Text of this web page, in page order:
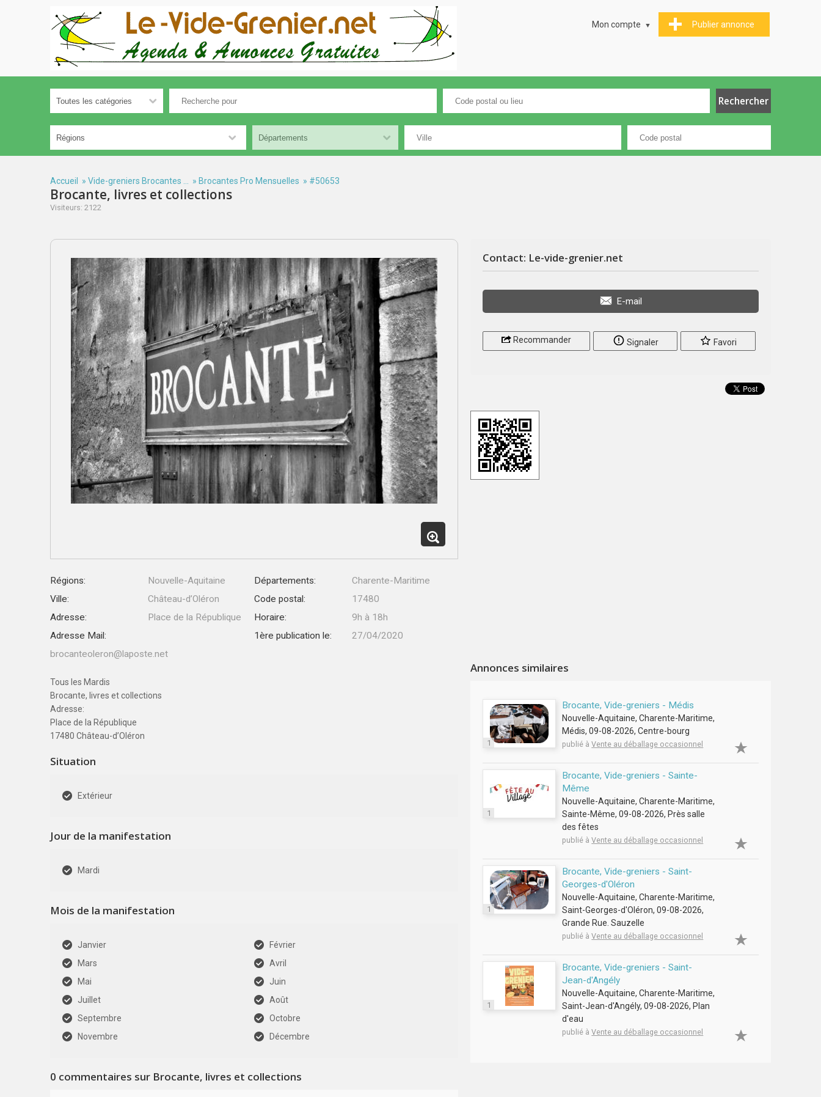
Publier annonce
Mon compte
Accueil » Vide-greniers Brocantes ... » Brocantes Pro Mensuelles » #50653
Brocante, livres et collections
Visiteurs: 2122
Régions: Nouvelle-Aquitaine Départements:
Charente-Maritime
Ville:
Château-d’Oléron Code postal:
17480
Adresse:
Place de la République Horaire:
9h à 18h
Adresse Mail:
brocanteoleron@laposte.net
1ère publication le: 27/04/2020
Tous les Mardis
Brocante, livres et collections
Adresse:
Place de la République
17480 Château-d’Oléron
Situation
Extérieur
Jour de la manifestation
Mardi
Mois de la manifestation
Janvier
Février
Mars
Avril
Mai
Juin
Juillet
Août
Septembre
Octobre
Novembre
Décembre
0 commentaires sur Brocante, livres et collections
Contact: Le-vide-grenier.net
E-mail
Recommander Signaler Favori
Annonces similaires
1
Brocante, Vide-greniers - Médis
Nouvelle-Aquitaine, Charente-Maritime,
Médis, 09-08-2026, Centre-bourg
publié àVente au déballage occasionnel
1
Brocante, Vide-greniers - Sainte-
Même
Nouvelle-Aquitaine, Charente-Maritime,
Sainte-Même, 09-08-2026, Près salle
des fêtes
publié àVente au déballage occasionnel
1
Brocante, Vide-greniers - Saint-
Georges-d'Oléron
Nouvelle-Aquitaine, Charente-Maritime,
Saint-Georges-d'Oléron, 09-08-2026,
Grande Rue. Sauzelle
publié àVente au déballage occasionnel
1
Brocante, Vide-greniers - Saint-
Jean-d'Angély
Nouvelle-Aquitaine, Charente-Maritime,
Saint-Jean-d'Angély, 09-08-2026, Plan
d'eau
publié àVente au déballage occasionnel